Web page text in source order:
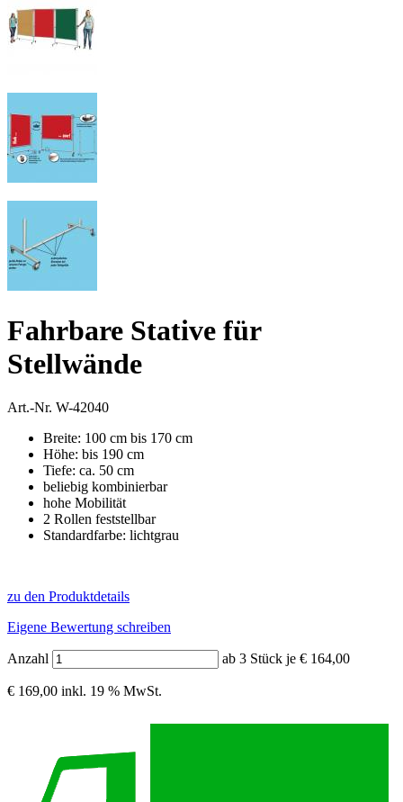
Fahrbare Stative für
Stellwände
Art.-Nr. W-42040
Breite: 100 cm bis 170 cm
Höhe: bis 190 cm
Tiefe: ca. 50 cm
beliebig kombinierbar
hohe Mobilität
2 Rollen feststellbar
Standardfarbe: lichtgrau
zu den Produktdetails
Eigene Bewertung schreiben
Anzahl ab 3 Stück je € 164,00
€ 169,00 inkl. 19 % MwSt.